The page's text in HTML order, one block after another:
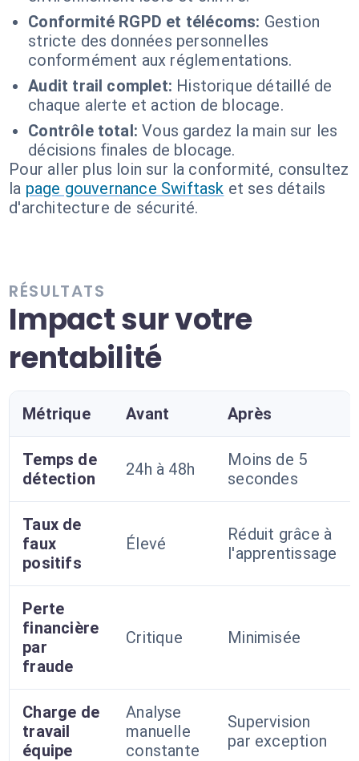
Conformité RGPD et télécoms: Gestion
stricte des données personnelles
conformément aux réglementations.
Audit trail complet: Historique détaillé de
chaque alerte et action de blocage.
Contrôle total: Vous gardez la main sur les
décisions finales de blocage.
Pour aller plus loin sur la conformité, consultez
la page gouvernance Swiftask et ses détails
d'architecture de sécurité.
RÉSULTATS
Impact sur votre
rentabilité
Métrique Avant Après
Temps de
détection
24h à 48h
Moins de 5
secondes
Taux de
faux
positifs
Élevé
Réduit grâce à
l'apprentissage
Perte
financière
par
fraude
Critique Minimisée
Charge de
travail
équipe
Analyse
manuelle
constante
Supervision
par exception